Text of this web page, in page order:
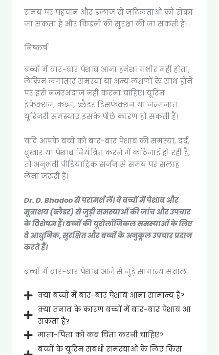
समय पर पहचान और इलाज से जटिलताओं को रोका
जा सकता है और किडनी की सुरक्षा की जा सकती है।
निष्कर्ष
बच्चों में बार-बार पेशाब आना हमेशा गंभीर नहीं होता,
लेकिन लगातार समस्या या अन्य लक्षणों के साथ होने
पर इसे नजरअंदाज नहीं करना चाहिए। यूरिन
इंफेक्शन, कब्ज, ब्लैडर डिसफंक्शन या जन्मजात
यूरिनरी समस्याएं इसके पीछे कारण हो सकती हैं।
यदि आपके बच्चे को बार-बार पेशाब की समस्या, दर्द,
बुखार या पेशाब नियंत्रित करने में कठिनाई हो रही है,
तो अनुभवी पीडियाट्रिक सर्जन से समय पर सलाह
लेना जरूरी है।
Dr. D. Bhadoo से परामर्श लें। वे बच्चों में पेशाब और
मूत्राशय (ब्लैडर) से जुड़ी समस्याओं की जांच और उपचार
के विशेषज्ञ हैं। बच्चों की यूरोलॉजिकल समस्याओं के लिए
वे आधुनिक, सुरक्षित और बच्चों के अनुकूल उपचार प्रदान
करते हैं।
बच्चों में बार-बार पेशाब आने से जुड़े सामान्य सवाल
क्या बच्चों में बार-बार पेशाब आना सामान्य है?
क्या तनाव के कारण बच्चों में बार-बार पेशाब आ
सकता है?
माता-पिता को कब चिंता करनी चाहिए?
बच्चों के यूरिन संबंधी समस्याओं के लिए किस